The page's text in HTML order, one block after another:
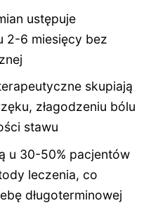
ustępuje
2-6 miesięcy bez
skupiają
złagodzeniu bólu
stawu
u 30-50% pacjentów
leczenia, co
długoterminowej